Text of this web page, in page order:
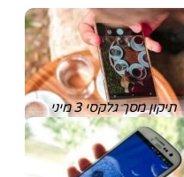
תיקון מסך גלקסי 3 מיני